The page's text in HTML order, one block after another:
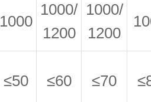
1000
1000/
1200
1000/
1200
≤50 ≤60 ≤70